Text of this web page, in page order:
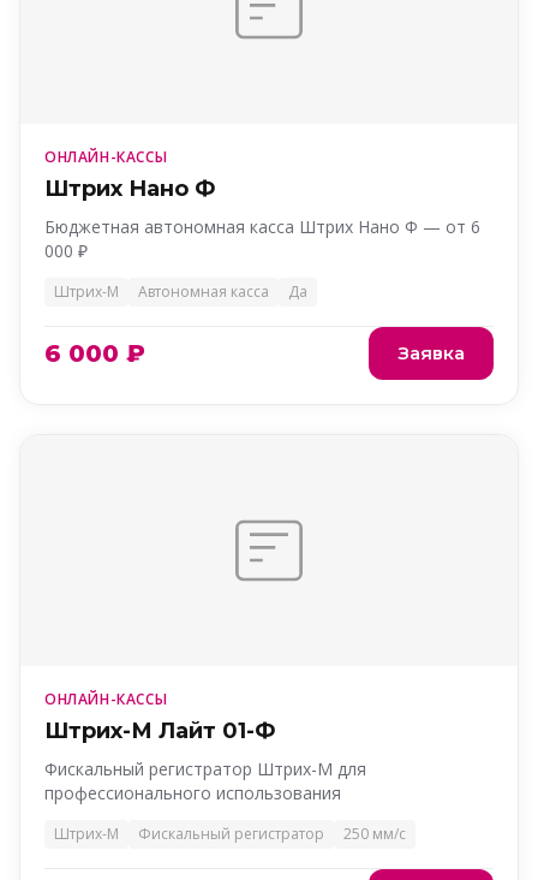
ОНЛАЙН-КАССЫ
Штрих Нано Ф
Бюджетная автономная касса Штрих Нано Ф — от 6
000 ₽
Штрих-М Автономная касса Да
6 000 ₽ Заявка
ОНЛАЙН-КАССЫ
Штрих-М Лайт 01-Ф
Фискальный регистратор Штрих-М для
профессионального использования
Штрих-М Фискальный регистратор 250 мм/с